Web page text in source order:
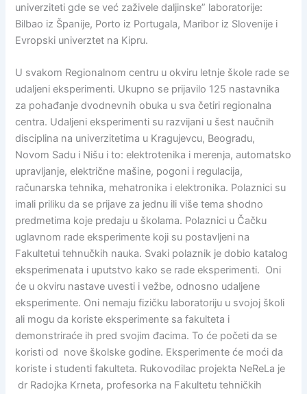
univerziteti gde se već zaživele daljinske” laboratorije:
Bilbao iz Španije, Porto iz Portugala, Maribor iz Slovenije i
Evropski univerztet na Kipru.
U svakom Regionalnom centru u okviru letnje škole rade se
udaljeni eksperimenti. Ukupno se prijavilo 125 nastavnika
za pohađanje dvodnevnih obuka u sva četiri regionalna
centra. Udaljeni eksperimenti su razvijani u šest naučnih
disciplina na univerzitetima u Kragujevcu, Beogradu,
Novom Sadu i Nišu i to: elektrotenika i merenja, automatsko
upravljanje, električne mašine, pogoni i regulacija,
računarska tehnika, mehatronika i elektronika. Polaznici su
imali priliku da se prijave za jednu ili više tema shodno
predmetima koje predaju u školama. Polaznici u Čačku
uglavnom rade eksperimente koji su postavljeni na
Fakultetui tehnučkih nauka. Svaki polaznik je dobio katalog
eksperimenata i uputstvo kako se rade eksperimenti. Oni
će u okviru nastave uvesti i vežbe, odnosno udaljene
eksperimente. Oni nemaju fizičku laboratoriju u svojoj školi
ali mogu da koriste eksperimente sa fakulteta i
demonstriraće ih pred svojim đacima. To će početi da se
koristi od nove školske godine. Eksperimente će moći da
koriste i studenti fakulteta. Rukovodilac projekta NeReLa je
dr Radojka Krneta, profesorka na Fakultetu tehničkih